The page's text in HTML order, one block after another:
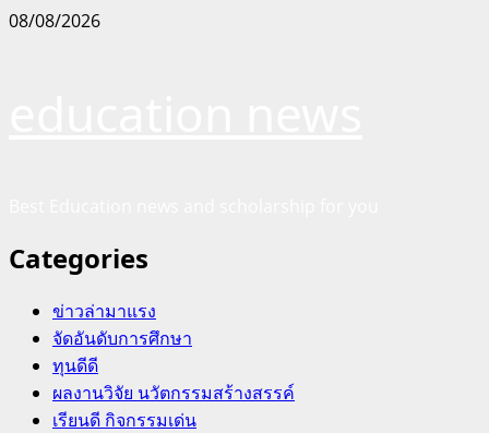
Skip
08/08/2026
Categories
ข่าวล่ามาแรง
จัดอันดับการศึกษา
ทุนดีดี
ผลงานวิจัย นวัตกรรมสร้างสรรค์
เรียนดี กิจกรรมเด่น